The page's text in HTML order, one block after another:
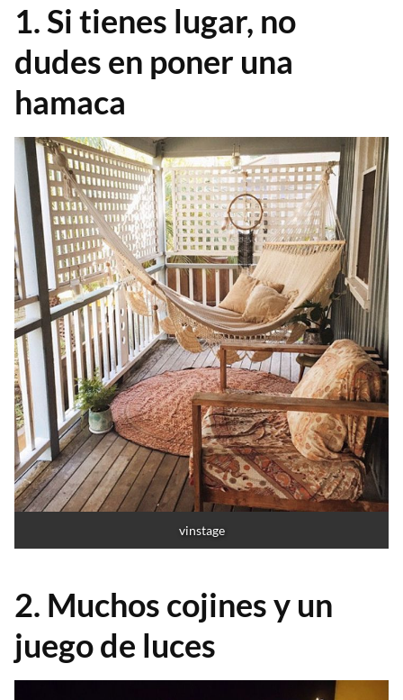
1. Si tienes lugar, no
dudes en poner una
hamaca
vinstage
2. Muchos cojines y un
juego de luces